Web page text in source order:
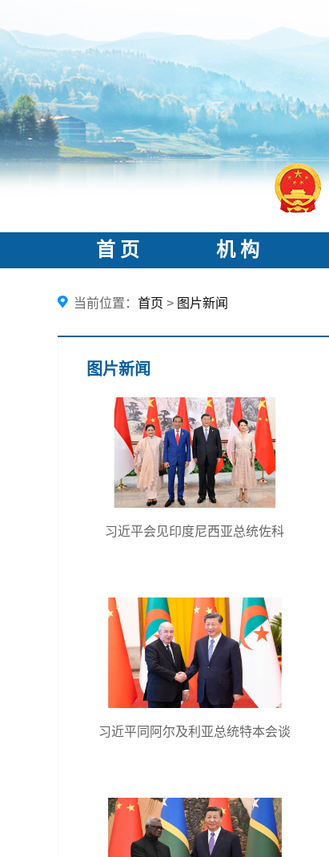
首 页 机 构
当前位置： 首页 > 图片新闻
图片新闻
习近平会见印度尼西亚总统佐科
习近平同阿尔及利亚总统特本会谈